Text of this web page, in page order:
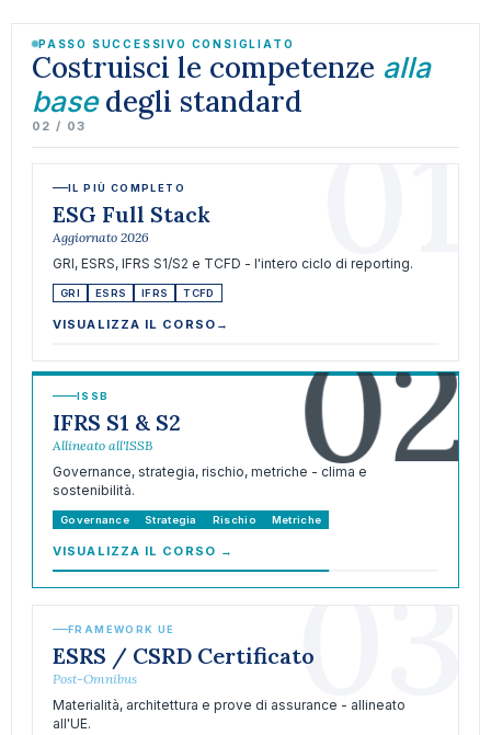
PASSO SUCCESSIVO CONSIGLIATO
Costruisci le competenze alla
basedegli standard
02 / 03 01
IL PIÙ COMPLETO
ESG Full Stack
Aggiornato 2026
GRI, ESRS, IFRS S1/S2 e TCFD - l'intero ciclo di reporting.
GRI ESRS IFRS TCFD
VISUALIZZA IL CORSO → 02
ISSB
IFRS S1 & S2
Allineato all'ISSB
Governance, strategia, rischio, metriche - clima e
sostenibilità.
Governance Strategia Rischio Metriche
VISUALIZZA IL CORSO → 03
FRAMEWORK UE
ESRS / CSRD Certificato
Post-Omnibus
Materialità, architettura e prove di assurance - allineato
all'UE.